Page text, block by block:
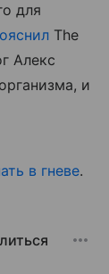
для
The
Алекс
и
в гневе.